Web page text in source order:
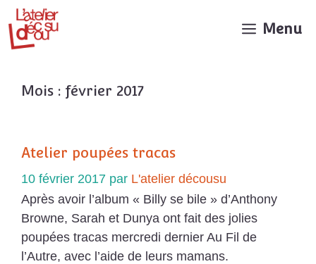
Aller
au
contenu
Menu
Mois : février 2017
Atelier poupées tracas
10 février 2017 par L'atelier décousu
Après avoir l’album « Billy se bile » d’Anthony
Browne, Sarah et Dunya ont fait des jolies
poupées tracas mercredi dernier Au Fil de
l’Autre, avec l’aide de leurs mamans.